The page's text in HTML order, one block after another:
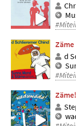
Zäme
d
Zäme!